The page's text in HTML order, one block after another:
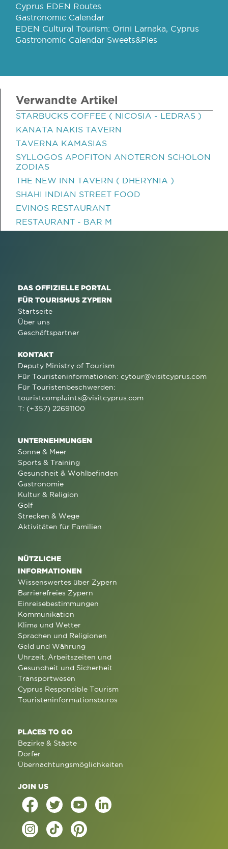
Cyprus EDEN Routes
Gastronomic Calendar
EDEN Cultural Tourism: Orini Larnaka, Cyprus
Gastronomic Calendar Sweets&Pies
Verwandte Artikel
STARBUCKS COFFEE ( NICOSIA - LEDRAS )
KANATA NAKIS TAVERN
TAVERNA KAMASIAS
SYLLOGOS APOFITON ANOTERON SCHOLON
ZODIAS
THE NEW INN TAVERN ( DHERYNIA )
SHAHI INDIAN STREET FOOD
EVINOS RESTAURANT
RESTAURANT - BAR M
DAS OFFIZIELLE PORTAL
FÜR TOURISMUS ZYPERN
Startseite
Über uns
Geschäftspartner
KONTAKT
Deputy Ministry of Tourism
Für Touristeninformationen: cytour@visitcyprus.com
Für Touristenbeschwerden:
touristcomplaints@visitcyprus.com
T: (+357) 22691100
UNTERNEHMUNGEN
Sonne & Meer
Sports & Training
Gesundheit & Wohlbefinden
Gastronomie
Kultur & Religion
Golf
Strecken & Wege
Aktivitäten für Familien
NÜTZLICHE
INFORMATIONEN
Wissenswertes über Zypern
Barrierefreies Zypern
Einreisebestimmungen
Kommunikation
Klima und Wetter
Sprachen und Religionen
Geld und Währung
Uhrzeit, Arbeitszeiten und
Gesundheit und Sicherheit
Transportwesen
Cyprus Responsible Tourism
Touristeninformationsbüros
PLACES TO GO
Bezirke & Städte
Dörfer
Übernachtungsmöglichkeiten
JOIN US